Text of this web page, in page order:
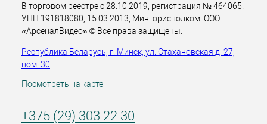
В торговом реестре с 28.10.2019, регистрация № 464065.
УНП 191818080, 15.03.2013, Мингорисполком. ООО
«АрсеналВидео» © Все права защищены.
Республика Беларусь, г. Минск, ул. Стахановская д. 27,
пом. 30
Посмотреть на карте
+375 (29) 303 22 30